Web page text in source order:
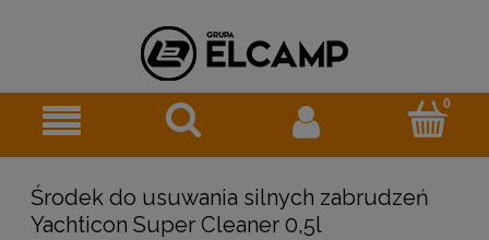
Środek do usuwania silnych zabrudzeń
Yachticon Super Cleaner 0,5l